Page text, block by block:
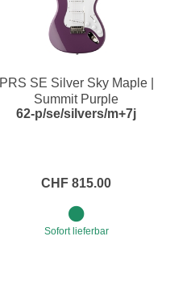
PRS SE Silver Sky Maple |
Summit Purple
62-p/se/silvers/m+7j
CHF 815.00
Sofort lieferbar